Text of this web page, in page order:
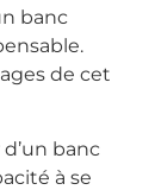
banc
de cet
banc
à se